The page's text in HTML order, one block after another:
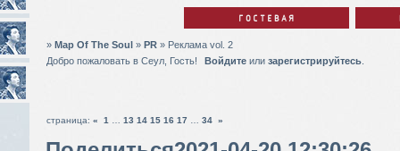
ГОСТЕВАЯ
Добро пожаловать в Сеул, Гость! Войдите или зарегистрируйтесь
» Map Of The Soul » PR » Реклама vol. 2
страница: « 1 13 14 15 16 17 34 »